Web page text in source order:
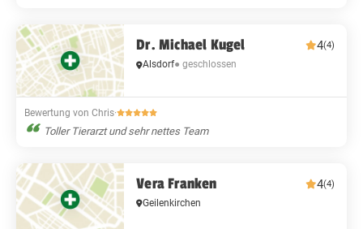
Dr. Michael Kugel 4(4)
Alsdorf● geschlossen
Bewertung von Chris·
Toller Tierarzt und sehr nettes Team
Vera Franken 4(4)
Geilenkirchen